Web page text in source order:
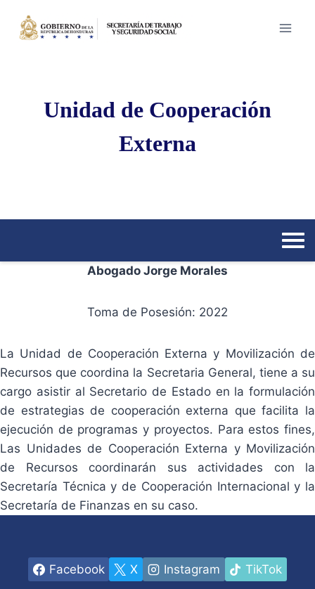
Unidad de Cooperación
Externa
Abogado Jorge Morales
Toma de Posesión: 2022
La Unidad de Cooperación Externa y Movilización de
Recursos que coordina la Secretaria General, tiene a su
cargo asistir al Secretario de Estado en la formulación
de estrategias de cooperación externa que facilita la
ejecución de programas y proyectos. Para estos fines,
Las Unidades de Cooperación Externa y Movilización
de Recursos coordinarán sus actividades con la
Secretaría Técnica y de Cooperación Internacional y la
Secretaría de Finanzas en su caso.
Facebook X Instagram TikTok